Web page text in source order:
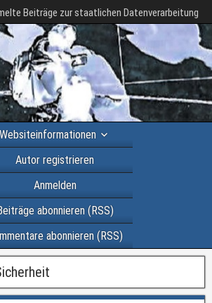
Beiträge zur staatlichen Datenverarbeitung
Websiteinformationen
Autor registrieren
Anmelden
abonnieren (RSS)
abonnieren (RSS)